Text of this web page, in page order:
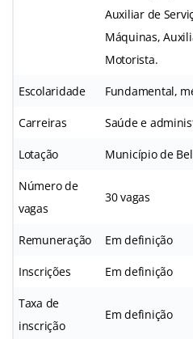
Auxiliar de
Máquinas,
Motorista.
Escolaridade Fundamental,
Carreiras Saúde e
Lotação Município de
Número de
vagas
30 vagas
Remuneração Em definição
Inscrições Em definição
Taxa de
inscrição
Em definição